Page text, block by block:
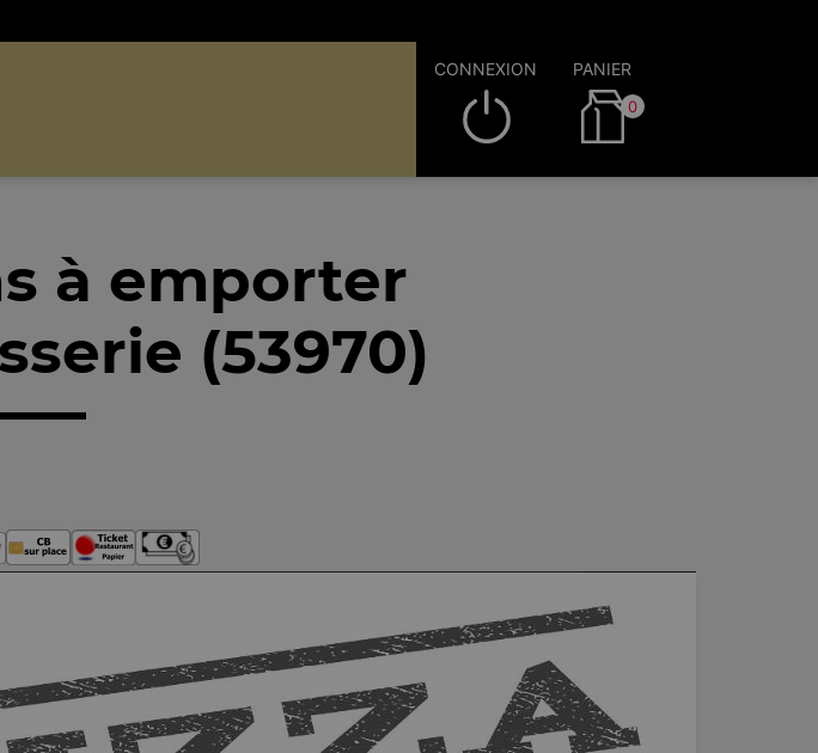
CONNEXION PANIER
0
à emporter
(53970)